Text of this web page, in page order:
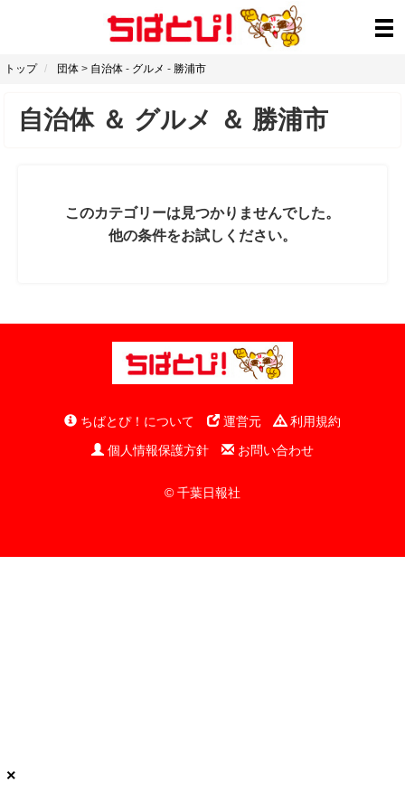
トップ 団体 > 自治体 - グルメ - 勝浦市
自治体＆ グルメ ＆ 勝浦市
このカテゴリーは見つかりませんでした。
他の条件をお試しください。
ちばとぴ！について 運営元
利用規約
個人情報保護方針
お問い合わせ
© 千葉日報社
×